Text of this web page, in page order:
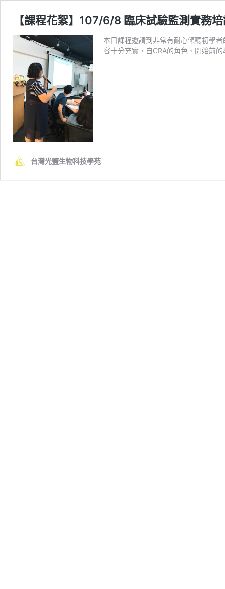
【課程花絮】107/6/8 臨床試驗監測實務
本日課程邀請到非常有耐心傾聽初學
容十分充實，自CRA的角色、開始前
台灣光鹽生物科技學苑